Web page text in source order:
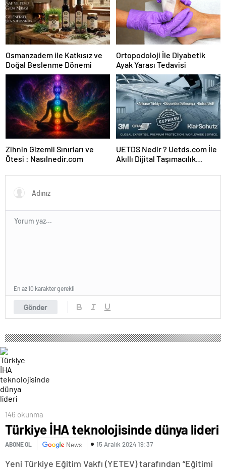
Osmanzadem ile Katkısız ve
Doğal Beslenme Dönemi
Ortopodoloji İle Diyabetik
Ayak Yarası Tedavisi
Zihnin Gizemli Sınırları ve
Ötesi : Nasılnedir.com
UETDS Nedir ? Uetds.com İle
Akıllı Dijital Taşımacılık
Gönder
En az 10 karakter gerekli
146 okunma
Türkiye İHA teknolojisinde dünya lideri
ABONE OL News 15 Aralık 2024 19:37
Yeni Türkiye Eğitim Vakfı (YETEV) tarafından “Eğitimi